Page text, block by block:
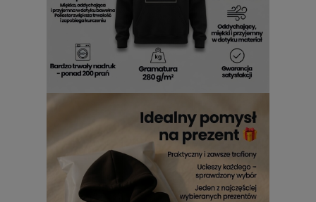
Bluza Punisher z kapturem dla fanów
ciemniejszego klimatu
Bluza Punisher z kapturembędzie dobrym wyborem dla
osób, które lubią motywy znane z popkultury, komiksowego
nastroju i ostrzejszej estetyki. Nie trzeba wielu dodatków,
żeby stworzyć spójny efekt, bo sama grafika nadaje
stylizacji wyraz. Taka
bluza z czaszką
dobrze odnajdzie się
w luźnym, miejskim ubiorze i w zestawach inspirowanych
rockowym klimatem.
Bluza męska Punisher jako pomysł na
prezent z charakterem